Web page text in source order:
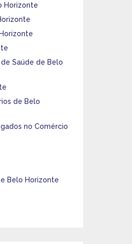
Horizonte
Saúde de Belo
de Belo
no Comércio
Belo Horizonte